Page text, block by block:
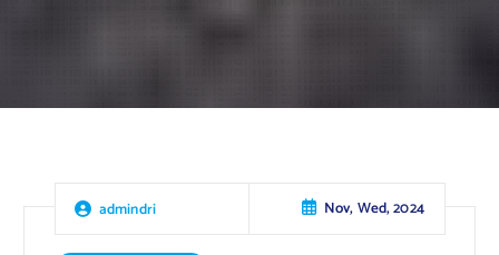
admindri Nov, Wed, 2024